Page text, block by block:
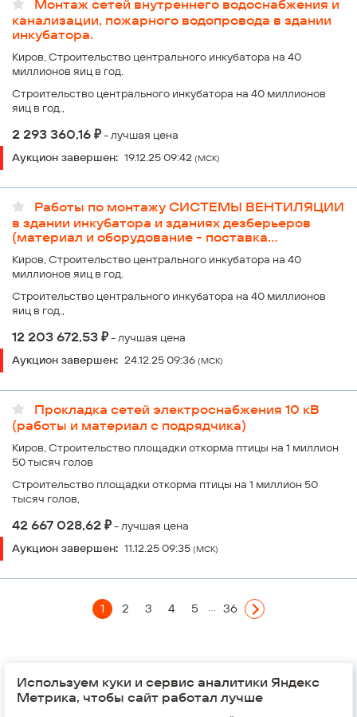
Монтаж сетей внутреннего водоснабжения и
канализации, пожарного водопровода в здании
инкубатора.
Киров, Строительство центрального инкубатора на 40
миллионов яиц в год.
Строительство центрального инкубатора на 40 миллионов
яиц в год.,
2 293 360,16 ₽- лучшая цена
Аукцион завершен: 19.12.25 09:42 (МСК)
Работы по монтажу СИСТЕМЫ ВЕНТИЛЯЦИИ
в здании инкубатора и зданиях дезберьеров
(материал и оборудование - поставка
Киров, Строительство центрального инкубатора на 40
миллионов яиц в год.
Строительство центрального инкубатора на 40 миллионов
яиц в год.,
12 203 672,53 ₽- лучшая цена
Аукцион завершен: 24.12.25 09:36 (МСК)
Прокладка сетей электроснабжения 10 кВ
(работы и материал с подрядчика)
Киров, Строительство площадки откорма птицы на 1 миллион
50 тысяч голов
Строительство площадки откорма птицы на 1 миллион 50
тысяч голов,
42 667 028,62 ₽- лучшая цена
Аукцион завершен: 11.12.25 09:35 (МСК)
1 2 3 4 5 ... 36
Следующая
Россия, Киров, 610002 Воровского, 37
Используем куки и сервис аналитики Яндекс
Метрика, чтобы сайт работал лучше